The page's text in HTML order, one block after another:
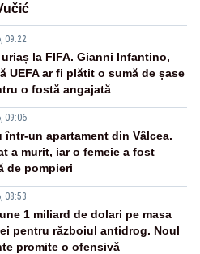
09:22
la FIFA. Gianni Infantino,
UEFA ar fi plătit o sumă de șase
o fostă angajată
09:06
într-un apartament din Vâlcea.
a murit, iar o femeie a fost
de pompieri
08:53
1 miliard de dolari pe masa
pentru războiul antidrog. Noul
promite o ofensivă